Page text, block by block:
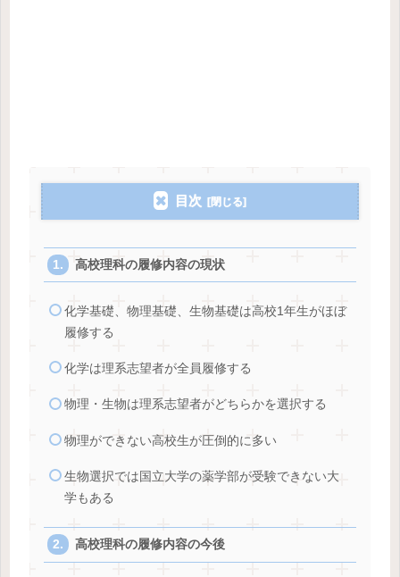
目次
高校理科の履修内容の現状
化学基礎、物理基礎、生物基礎は高校1年生がほぼ
履修する
化学は理系志望者が全員履修する
物理・生物は理系志望者がどちらかを選択する
物理ができない高校生が圧倒的に多い
生物選択では国立大学の薬学部が受験できない大
学もある
高校理科の履修内容の今後